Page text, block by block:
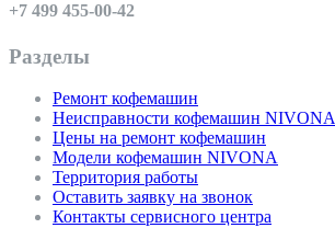
+7 499 455-00-42
Разделы
Ремонт кофемашин
Неисправности кофемашин NIVONA
Цены на ремонт кофемашин
Модели кофемашин NIVONA
Территория работы
Оставить заявку на звонок
Контакты сервисного центра